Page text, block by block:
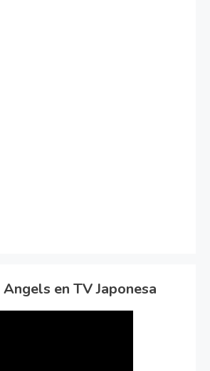
Angels en TV Japonesa